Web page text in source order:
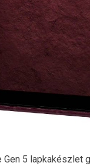
5 lapkakészlet